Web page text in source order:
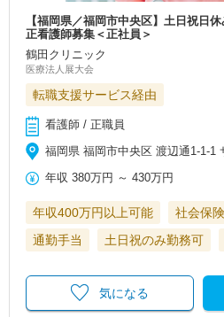
【福岡県／福岡市中央区】土日祝日
正看護師募集＜正社員＞
鶴田クリニック
医療法人展大会
転職支援サービス経由
看護師 / 正職員
福岡県 福岡市中央区 渡辺通1-1-1
年収 380万円 ～430万円
年収400万円以上可能 社会保
通勤手当
土日祝のみ勤務可
気になる